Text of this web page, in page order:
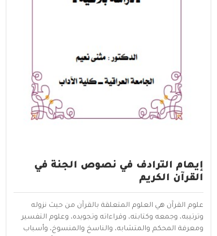
إيهام الترادف في نصوص الجنة في
القرآن الكريم
علوم القرآن هي العلوم المتعلقة بالقرآن من حيث نزوله
وترتيبه، وجمعه وكتابته، وقراءاته وتجويده، وعلوم التفسير
ومعرفة المحكم والمتشابه، والناسخ والمنسوخ، وأسباب